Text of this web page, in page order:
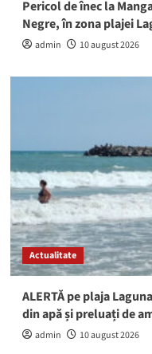
Pericol de înec la
Negre, în zona plajei
admin 10 august 2026
Actualitate
ALERTĂ pe plaja
din apă și preluați de
admin 10 august 2026